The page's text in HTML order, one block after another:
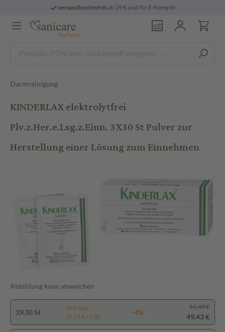
versandkostenfreiab 29 € und für E-Rezepte
Darmreinigung
KINDERLAX elektrolytfrei
Plv.z.Her.e.Lsg.z.Einn. 3X30 St Pulver zur
Herstellung einer Lösung zum Einnehmen
Abbildung kann abweichen
3X30 St
Spartipp
(0,55 € / 1 St)
-4%
51,49 €
49,43 €